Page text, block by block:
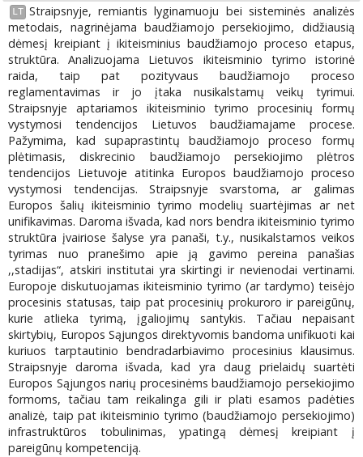
LT Straipsnyje, remiantis lyginamuoju bei sisteminės analizės
metodais, nagrinėjama baudžiamojo persekiojimo, didžiausią
dėmesį kreipiant į ikiteisminius baudžiamojo proceso etapus,
struktūra. Analizuojama Lietuvos ikiteisminio tyrimo istorinė
raida, taip pat pozityvaus baudžiamojo proceso
reglamentavimas ir jo įtaka nusikalstamų veikų tyrimui.
Straipsnyje aptariamos ikiteisminio tyrimo procesinių formų
vystymosi tendencijos Lietuvos baudžiamajame procese.
Pažymima, kad supaprastintų baudžiamojo proceso formų
plėtimasis, diskrecinio baudžiamojo persekiojimo plėtros
tendencijos Lietuvoje atitinka Europos baudžiamojo proceso
vystymosi tendencijas. Straipsnyje svarstoma, ar galimas
Europos šalių ikiteisminio tyrimo modelių suartėjimas ar net
unifikavimas. Daroma išvada, kad nors bendra ikiteisminio tyrimo
struktūra įvairiose šalyse yra panaši, t.y., nusikalstamos veikos
tyrimas nuo pranešimo apie ją gavimo pereina panašias
,,stadijas“, atskiri institutai yra skirtingi ir nevienodai vertinami.
Europoje diskutuojamas ikiteisminio tyrimo (ar tardymo) teisėjo
procesinis statusas, taip pat procesinių prokuroro ir pareigūnų,
kurie atlieka tyrimą, įgaliojimų santykis. Tačiau nepaisant
skirtybių, Europos Sąjungos direktyvomis bandoma unifikuoti kai
kuriuos tarptautinio bendradarbiavimo procesinius klausimus.
Straipsnyje daroma išvada, kad yra daug prielaidų suartėti
Europos Sąjungos narių procesinėms baudžiamojo persekiojimo
formoms, tačiau tam reikalinga gili ir plati esamos padėties
analizė, taip pat ikiteisminio tyrimo (baudžiamojo persekiojimo)
infrastruktūros tobulinimas, ypatingą dėmesį kreipiant į
pareigūnų kompetenciją.